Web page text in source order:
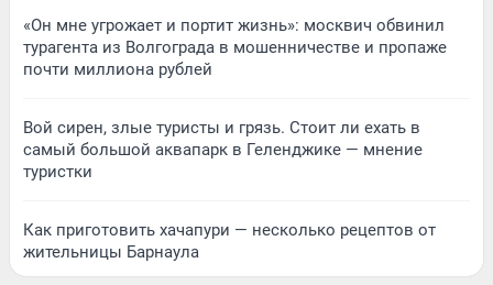
«Он мне угрожает и портит жизнь»: москвич обвинил
турагента из Волгограда в мошенничестве и пропаже
почти миллиона рублей
Вой сирен, злые туристы и грязь. Стоит ли ехать в
самый большой аквапарк в Геленджике — мнение
туристки
Как приготовить хачапури — несколько рецептов от
жительницы Барнаула